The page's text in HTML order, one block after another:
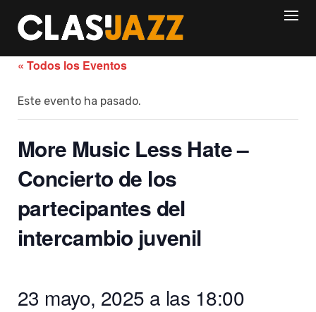
content
« Todos los Eventos
Este evento ha pasado.
More Music Less Hate –
Concierto de los
partecipantes del
intercambio juvenil
23 mayo, 2025 a las 18:00